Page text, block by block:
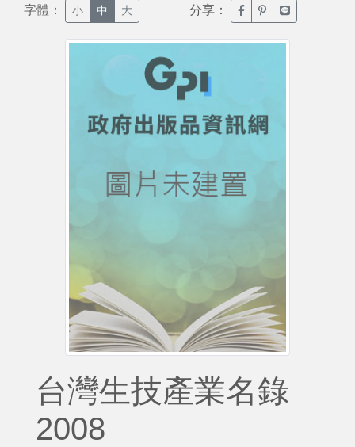
字體： 小 中 大 分享： 臉書分享(另開新視窗)
噗浪分享(另開新
Line分享(另
台灣生技產業名錄
2008